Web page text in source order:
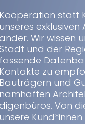
Kooperation statt
unseres
ander. Wir wissen
Stadt und der
fassende
Kontakte zu
Bauträgern und
namhaften
digenbüros. Von
unsere